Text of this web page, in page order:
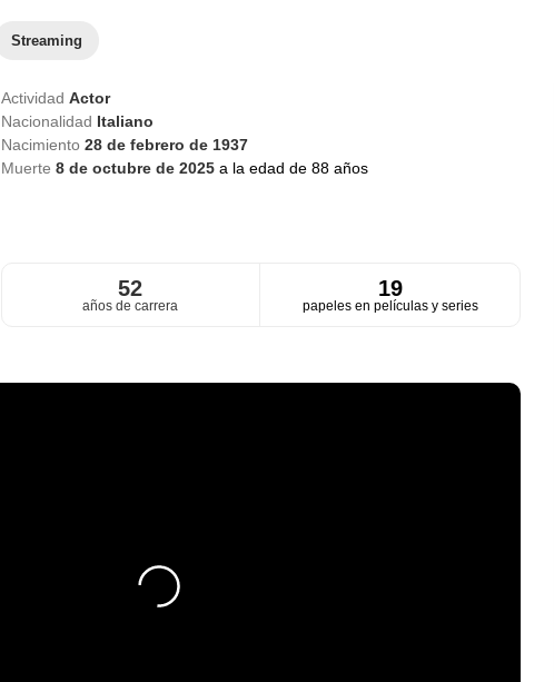
Streaming
Actividad Actor
Nacionalidad Italiano
Nacimiento 28 de febrero de 1937
Muerte 8 de octubre de 2025 a la edad de 88 años
52
años de carrera
19
papeles en películas y series